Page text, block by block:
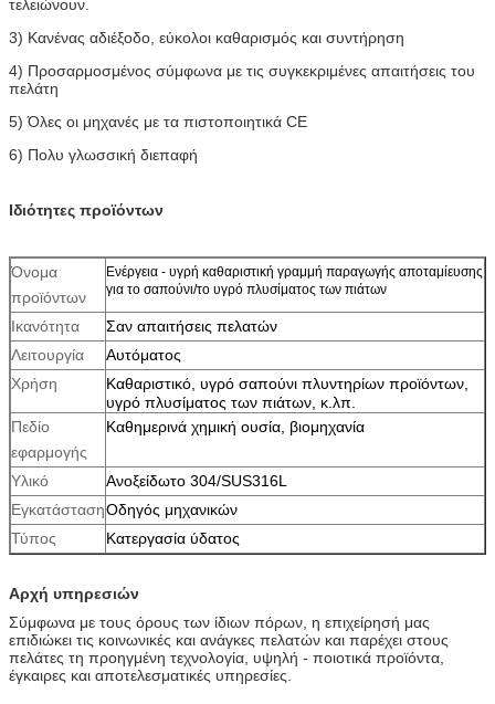
τελειώνουν.
3) Κανένας αδιέξοδο, εύκολοι καθαρισμός και συντήρηση
4) Προσαρμοσμένος σύμφωνα με τις συγκεκριμένες απαιτήσεις του
πελάτη
5)Όλες οι μηχανές με τα πιστοποιητικά CE
6) Πολυ γλωσσική διεπαφή
Ιδιότητες προϊόντων
Όνομα
προϊόντων
Ενέργεια - υγρή καθαριστική γραμμή παραγωγής αποταμίευσης
για το σαπούνι/το υγρό πλυσίματος των πιάτων
Ικανότητα
Σαν απαιτήσεις πελατών
Λειτουργία
Αυτόματος
Χρήση
Καθαριστικό, υγρό σαπούνι πλυντηρίων προϊόντων,
υγρό πλυσίματος των πιάτων, κ.λπ.
Πεδίο
εφαρμογής
Καθημερινά χημική ουσία, βιομηχανία
Υλικό
Ανοξείδωτο 304/SUS316L
ΕγκατάστασηΟδηγός μηχανικών
Τύπος
Κατεργασία ύδατος
Αρχή υπηρεσιών
Σύμφωνα με τους όρους των ίδιων πόρων, η επιχείρησή μας
επιδιώκει τις κοινωνικές και ανάγκες πελατών και παρέχει στους
πελάτες τη προηγμένη τεχνολογία, υψηλή - ποιοτικά προϊόντα,
έγκαιρες και αποτελεσματικές υπηρεσίες.